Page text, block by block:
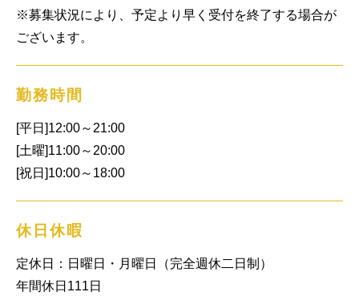
※募集状況により、予定より早く受付を終了する場合が
ございます。
勤務時間
[平日]12:00～21:00
[土曜]11:00～20:00
[祝日]10:00～18:00
休日休暇
定休日：日曜日・月曜日（完全週休二日制）
年間休日111日